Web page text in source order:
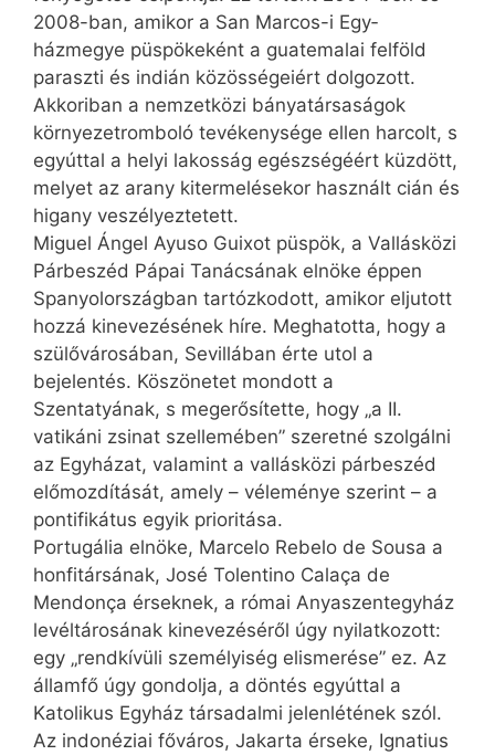
2008-ban, amikor a San Marcos-i Egy­
házmegye püspökeként a guatemalai felföld
paraszti és indián közösségeiért dolgozott.
Akkoriban a nemzetközi bányatársaságok
környezetromboló tevékenysége ellen harcolt, s
egyúttal a helyi lakosság egész­ségéért küzdött,
melyet az arany kitermelésekor használt cián és
higany veszélyeztetett.
Miguel Ángel Ayuso Guixot püspök, a Vallásközi
Párbeszéd Pápai Tanácsának elnöke éppen
Spanyol­országban tartózkodott, amikor eljutott
hozzá kinevezésének híre. Meghatotta, hogy a
szülővárosában, Sevillában érte utol a
bejelentés. Köszönetet mondott a
Szentatyának, s megerősítette, hogy „a II.
vatikáni zsinat szellemében” szeretné szolgálni
az Egyházat, valamint a vallásközi párbeszéd
előmozdítását, amely – véleménye szerint – a
pon­tifikátus egyik prioritása.
Portugália elnöke, Marcelo Rebelo de Sousa a
honfitársának, José Tolen­tino Calaça de
Mendonça érseknek, a római Anyaszentegyház
levéltárosának kinevezéséről úgy nyilatkozott:
egy „rendkívüli személyiség elismerése” ez. Az
államfő úgy gondolja, a döntés egyúttal a
Katolikus Egyház társadalmi jelenlétének szól.
Az indonéziai főváros, Jakarta érseke, Ignatius